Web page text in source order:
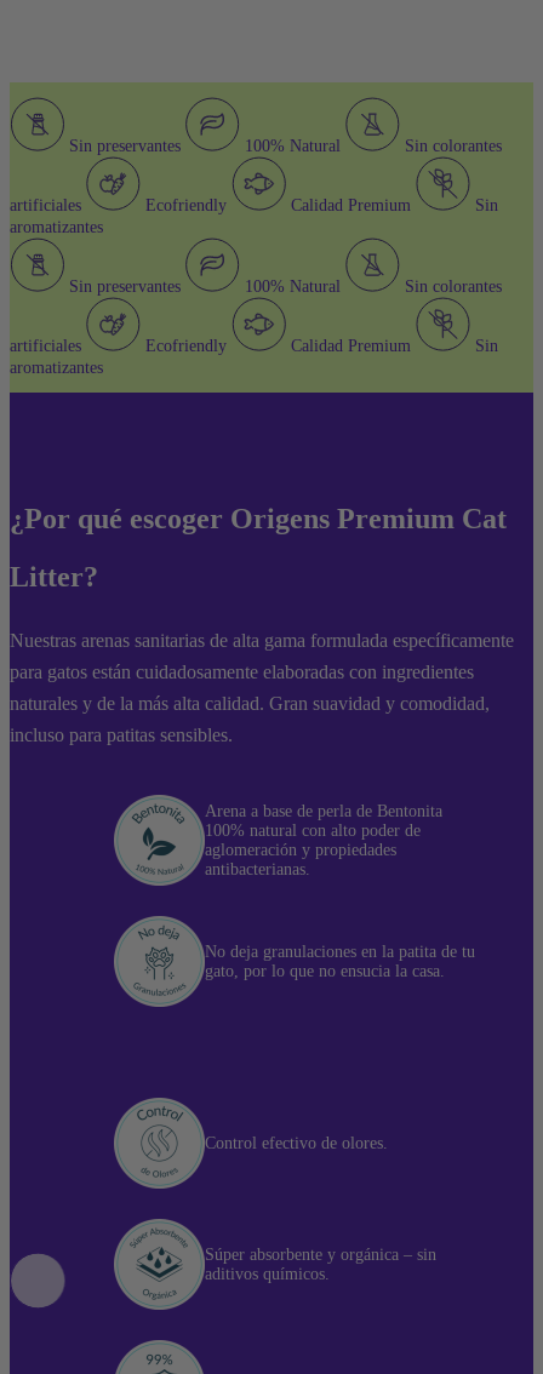
Sin preservantes 100% Natural Sin colorantes
artificiales Ecofriendly Calidad Premium
Sin
aromatizantes
Sin preservantes 100% Natural Sin colorantes
artificiales Ecofriendly Calidad Premium
Sin
aromatizantes
¿Por qué escoger Origens Premium Cat
Litter?
Nuestras arenas sanitarias de alta gama formulada específicamente
para gatos están cuidadosamente elaboradas con ingredientes
naturales y de la más alta calidad. Gran suavidad y comodidad,
incluso para patitas sensibles.
Arena a base de perla de Bentonita
100% natural con alto poder de
aglomeración y propiedades
antibacterianas.
No deja granulaciones en la patita de tu
gato, por lo que no ensucia la casa.
Control efectivo de olores.
Súper absorbente y orgánica – sin
aditivos químicos.